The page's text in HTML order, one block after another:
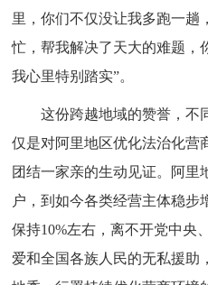
里，你们不仅没让我多跑一趟
忙，帮我解决了天大的难题，
我心里特别踏实”。
这份跨越地域的赞誉，不
仅是对阿里地区优化法治化营
团结一家亲的生动见证。阿里
户，到如今各类经营主体稳步
保持10%左右，离不开党中央
爱和全国各族人民的无私援助